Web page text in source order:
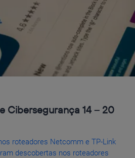
Cibersegurança 14 – 20
roteadores Netcomm e TP-Link
descobertas nos roteadores